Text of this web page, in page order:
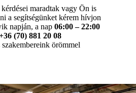
maradtak vagy Ön is
a segítségünket kérem hívjon
napján, a nap 06:00 – 22:00
(70) 881 20 08
örömmel